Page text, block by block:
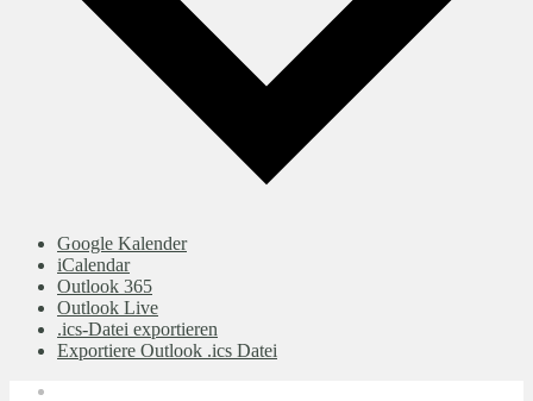
Google Kalender
iCalendar
Outlook 365
Outlook Live
.ics-Datei exportieren
Exportiere Outlook .ics Datei